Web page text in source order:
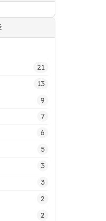
21
13
9
7
6
5
3
3
2
2